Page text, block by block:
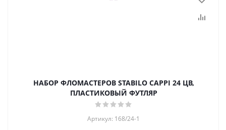
НАБОР ФЛОМАСТЕРОВ STABILO CAPPI 24 ЦВ,
ПЛАСТИКОВЫЙ ФУТЛЯР
Артикул: 168/24-1